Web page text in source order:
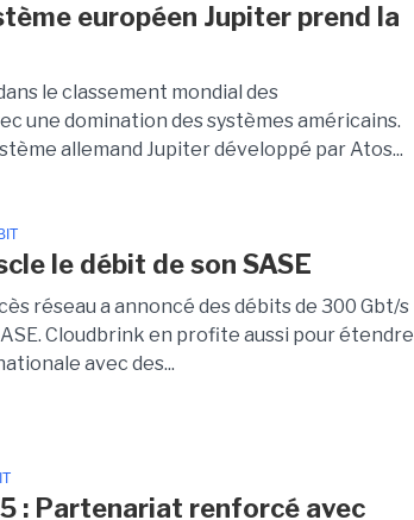
européen Jupiter prend la
le classement mondial des
une domination des systèmes américains.
allemand Jupiter développé par Atos...
le débit de son SASE
réseau a annoncé des débits de 300 Gbt/s
Cloudbrink en profite aussi pour étendre
avec des...
: Partenariat renforcé avec